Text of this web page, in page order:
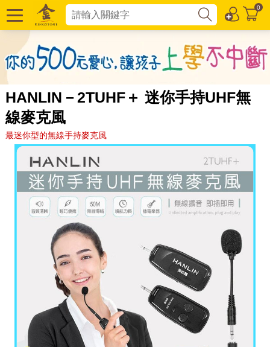
0
HANLIN－2TUHF＋ 迷你手持UHF無
線麥克風
最迷你型的無線手持麥克風